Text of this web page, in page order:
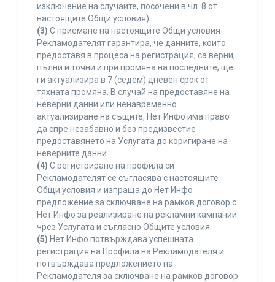
изключение на случаите, посочени в чл. 8 от
настоящите Общи условия).
(3) С приемане на настоящите Общи условия
Рекламодателят гарантира, че данните, които
предоставя в процеса на регистрация, са верни,
пълни и точни и при промяна на последните, ще
ги актуализира в 7 (седем) дневен срок от
тяхната промяна. В случай на предоставяне на
неверни данни или ненавременно
актуализиране на същите, Нет Инфо има право
да спре незабавно и без предизвестие
предоставянето на Услугата до коригиране на
неверните данни.
(4) С регистриране на профила си
Рекламодателят се съгласява с настоящите
Общи условия и изпраща до Нет Инфо
предложение за сключване на рамков договор с
Нет Инфо за реализиране на рекламни кампании
чрез Услугата и съгласно Общите условия.
(5) Нет Инфо потвърждава успешната
регистрация на Профила на Рекламодателя и
потвърждава предложението на
Рекламодателя за сключване на рамков договор